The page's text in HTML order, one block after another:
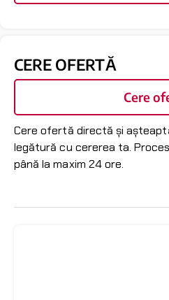
CERE OFERTĂ
Cere
Cere ofertă directă și
legătură cu cererea ta.
până la maxim 24 ore.